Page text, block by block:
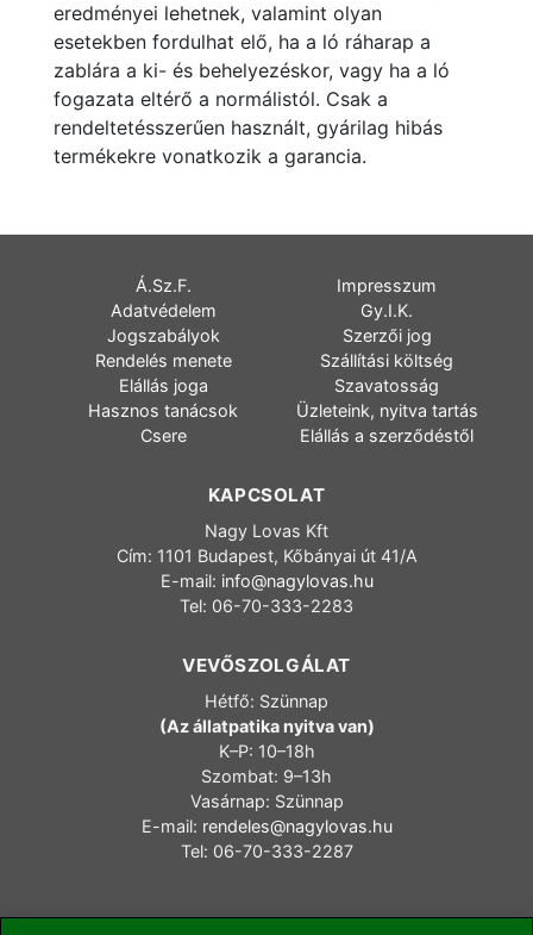
eredményei lehetnek, valamint olyan
esetekben fordulhat elő, ha a ló ráharap a
zablára a ki- és behelyezéskor, vagy ha a ló
fogazata eltérő a normálistól. Csak a
rendeltetésszerűen használt, gyárilag hibás
termékekre vonatkozik a garancia.
Á.Sz.F.
Impresszum
Adatvédelem
Gy.I.K.
Jogszabályok
Szerzői jog
Rendelés menete
Szállítási költség
Elállás joga
Szavatosság
Hasznos tanácsok
Üzleteink, nyitva tartás
Csere
Elállás a szerződéstől
KAPCSOLAT
Nagy Lovas Kft
Cím: 1101 Budapest, Kőbányai út 41/A
E-mail: info@nagylovas.hu
Tel: 06-70-333-2283
VEVŐSZOLGÁLAT
Hétfő: Szünnap
(Az állatpatika nyitva van)
K–P: 10–18h
Szombat: 9–13h
Vasárnap: Szünnap
E-mail: rendeles@nagylovas.hu
Tel: 06-70-333-2287